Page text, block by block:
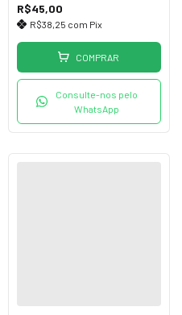
R$45,00
R$38,25 com Pix
COMPRAR
Consulte-nos pelo
WhatsApp